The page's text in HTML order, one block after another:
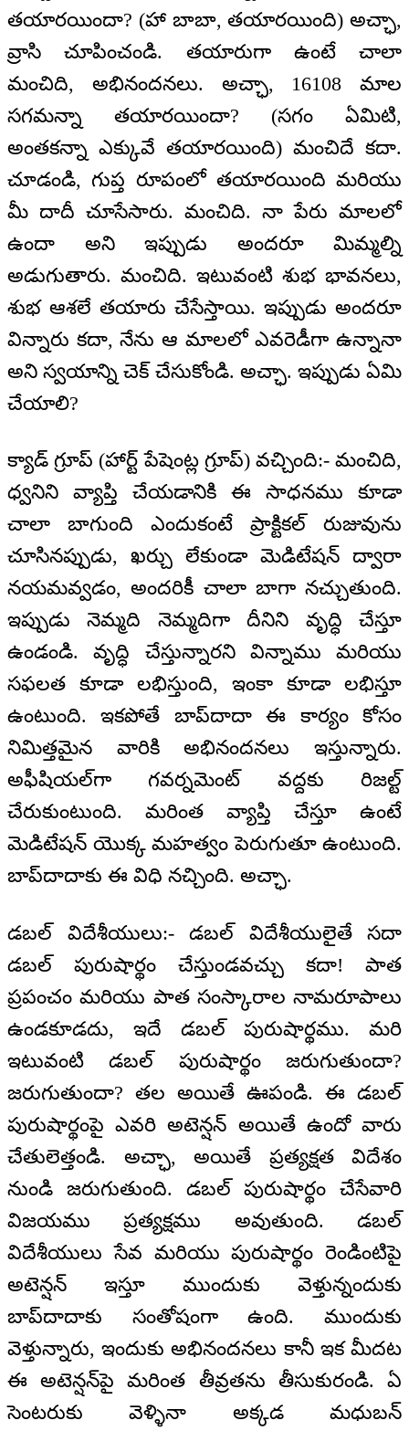
తయారయిందా? (హా బాబా, తయారయింది) అచ్ఛా,
వ్రాసి చూపించండి. తయారుగా ఉంటే చాలా
మంచిది, అభినందనలు. అచ్ఛా, 16108 మాల
సగమన్నా తయారయిందా? (సగం ఏమిటి,
అంతకన్నా ఎక్కువే తయారయింది) మంచిదే కదా.
చూడండి, గుప్త రూపంలో తయారయింది మరియు
మీ దాదీ చూసేసారు. మంచిది. నా పేరు మాలలో
ఉందా అని ఇప్పుడు అందరూ మిమ్మల్ని
అడుగుతారు. మంచిది. ఇటువంటి శుభ భావనలు,
శుభ ఆశలే తయారు చేసేస్తాయి. ఇప్పుడు అందరూ
విన్నారు కదా, నేను ఆ మాలలో ఎవరెడీగా ఉన్నానా
అని స్వయాన్ని చెక్ చేసుకోండి. అచ్ఛా. ఇప్పుడు ఏమి
చేయాలి?
క్యాడ్ గ్రూప్ (హార్ట్ పేషెంట్ల గ్రూప్) వచ్చింది:- మంచిది,
ధ్వనిని వ్యాప్తి చేయడానికి ఈ సాధనము కూడా
చాలా బాగుంది ఎందుకంటే ప్రాక్టికల్ రుజువును
చూసినప్పుడు, ఖర్చు లేకుండా మెడిటేషన్ ద్వారా
నయమవ్వడం, అందరికీ చాలా బాగా నచ్చుతుంది.
ఇప్పుడు నెమ్మది నెమ్మదిగా దీనిని వృద్ధి చేస్తూ
ఉండండి. వృద్ధి చేస్తున్నారని విన్నాము మరియు
సఫలత కూడా లభిస్తుంది, ఇంకా కూడా లభిస్తూ
ఉంటుంది. ఇకపోతే బాప్‌దాదా ఈ కార్యం కోసం
నిమిత్తమైన వారికి అభినందనలు ఇస్తున్నారు.
అఫీషియల్‌గా గవర్నమెంట్ వద్దకు రిజల్ట్
చేరుకుంటుంది. మరింత వ్యాప్తి చేస్తూ ఉంటే
మెడిటేషన్ యొక్క మహత్వం పెరుగుతూ ఉంటుంది.
బాప్‌దాదాకు ఈ విధి నచ్చింది. అచ్ఛా.
డబల్ విదేశీయులు:- డబల్ విదేశీయులైతే సదా
డబల్ పురుషార్థం చేస్తుండవచ్చు కదా! పాత
ప్రపంచం మరియు పాత సంస్కారాల నామరూపాలు
ఉండకూడదు, ఇదే డబల్ పురుషార్థము. మరి
ఇటువంటి డబల్ పురుషార్థం జరుగుతుందా?
జరుగుతుందా? తల అయితే ఊపండి. ఈ డబల్
పురుషార్థంపై ఎవరి అటెన్షన్ అయితే ఉందో వారు
చేతులెత్తండి. అచ్ఛా, అయితే ప్రత్యక్షత విదేశం
నుండి జరుగుతుంది. డబల్ పురుషార్థం చేసేవారి
విజయము ప్రత్యక్షము అవుతుంది. డబల్
విదేశీయులు సేవ మరియు పురుషార్థం రెండింటిపై
అటెన్షన్ ఇస్తూ ముందుకు వెళ్తున్నందుకు
బాప్‌దాదాకు సంతోషంగా ఉంది. ముందుకు
వెళ్తున్నారు, ఇందుకు అభినందనలు కానీ ఇక మీదట
ఈ అటెన్షన్‌పై మరింత తీవ్రతను తీసుకురండి. ఏ
సెంటరుకు వెళ్ళినా అక్కడ మధుబన్